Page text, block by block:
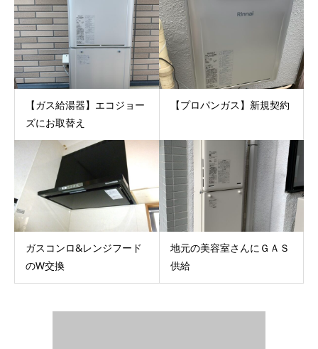
【ガス給湯器】エコジョー
ズにお取替え
【プロパンガス】新規契約
ガスコンロ&レンジフード
のW交換
地元の美容室さんにＧＡＳ
供給